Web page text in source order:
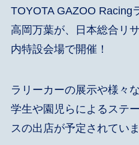
TOYOTA GAZOO Racing
高岡万葉が、日本総合リ
内特設会場で開催！
ラリーカーの展示や様々
学生や園児らによるステ
スの出店が予定されていま